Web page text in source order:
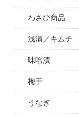
わさび商品
浅漬／キムチ
味噌漬
梅干
うなぎ